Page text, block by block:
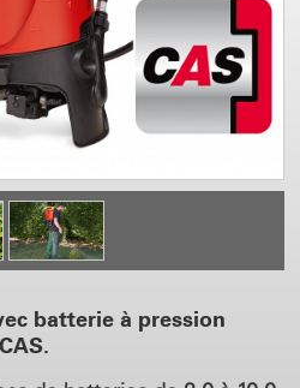
batterie à pression